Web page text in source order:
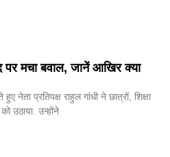
मचा बवाल, जानें आखिर क्या
नेता प्रतिपक्ष राहुल गांधी ने छात्रों, शिक्षा
उठाया. उन्होंने